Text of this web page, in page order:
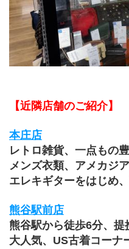
【近隣店舗のご紹介】
本庄店
レトロ雑貨、一点もの
メンズ衣類、アメカジ
エレキギターをはじめ
熊谷駅前店
熊谷駅から徒歩6分、提
大人気、US古着コーナ